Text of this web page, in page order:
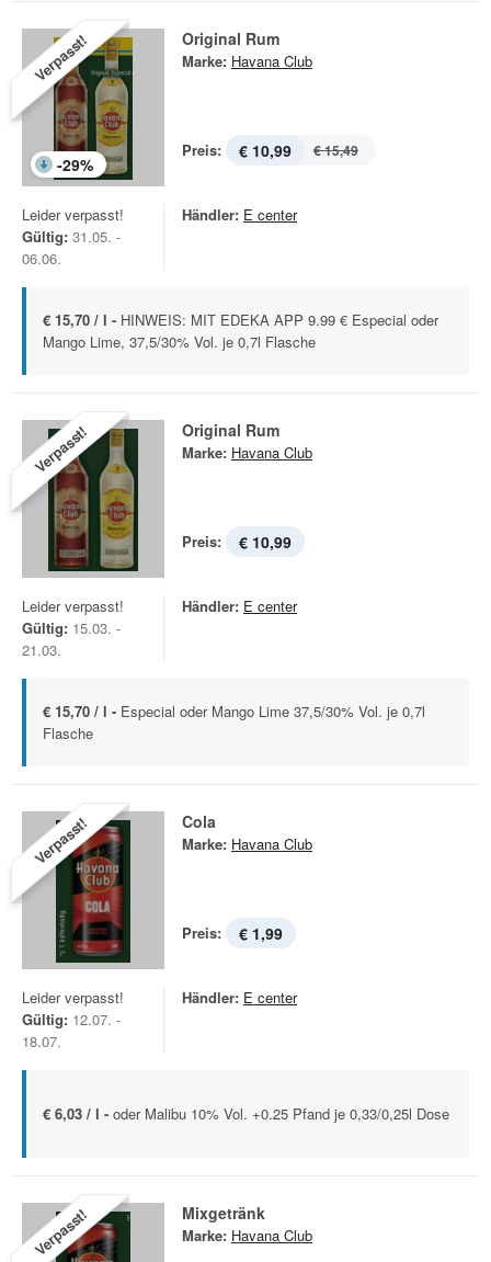
Verpasst!
-29%
Original Rum
Marke: Havana Club
Preis: € 10,99 € 15,49
Leider verpasst!
Gültig: 31.05. -
06.06.
Händler: E center
€ 15,70 / l - HINWEIS: MIT EDEKA APP 9.99 € Especial oder
Mango Lime, 37,5/30% Vol. je 0,7l Flasche
Verpasst! Original Rum
Marke: Havana Club
Preis: € 10,99
Leider verpasst!
Gültig: 15.03. -
21.03.
Händler: E center
€ 15,70 / l - Especial oder Mango Lime 37,5/30% Vol. je 0,7l
Flasche
Verpasst! Cola
Marke: Havana Club
Preis: € 1,99
Leider verpasst!
Gültig: 12.07. -
18.07.
Händler: E center
€ 6,03 / l - oder Malibu 10% Vol. +0.25 Pfand je 0,33/0,25l Dose
Verpasst! Mixgetränk
Marke: Havana Club